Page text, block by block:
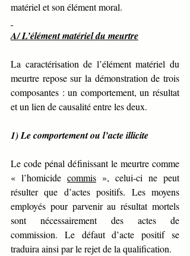
matériel et son élément moral.
A/ L’élément matériel du meurtre
La caractérisation de l’élément matériel du
meurtre repose sur la démonstration de trois
composantes : un comportement, un résultat
et un lien de causalité entre les deux.
1) Le comportement ou l’acte illicite
Le code pénal définissant le meurtre comme
« l’homicide commis », celui-ci ne peut
résulter que d’actes positifs. Les moyens
employés pour parvenir au résultat mortels
sont nécessairement des actes de
commission. Le défaut d’acte positif se
traduira ainsi par le rejet de la qualification.